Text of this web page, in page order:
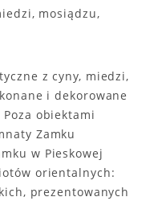
mosiądzu,
z cyny, miedzi,
i dekorowane
obiektami
Zamku
w Pieskowej
orientalnych:
prezentowanych